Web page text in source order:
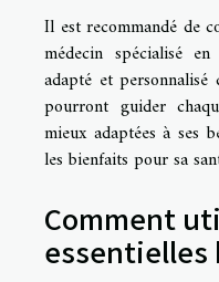
Il est recommandé de
médecin spécialisé
adapté et personnalisé
pourront guider
mieux adaptées à ses
les bienfaits pour sa
Comment
essentielles